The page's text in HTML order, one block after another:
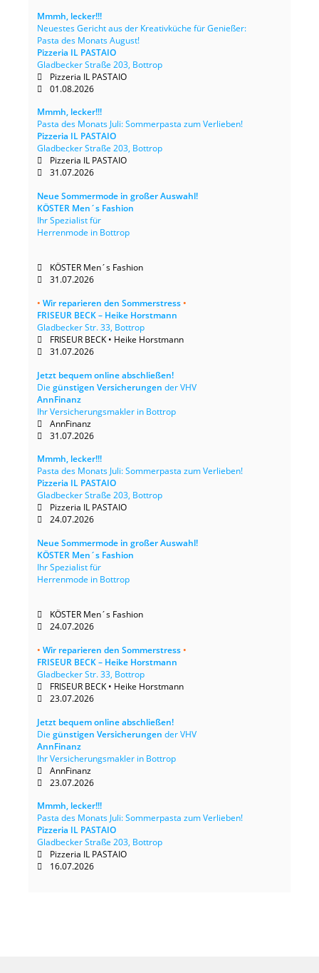
Mmmh, lecker!!!
Neuestes Gericht aus der Kreativküche für Genießer:
Pasta des Monats August!
Pizzeria IL PASTAIO
Gladbecker Straße 203, Bottrop
Pizzeria IL PASTAIO
01.08.2026
Mmmh, lecker!!!
Pasta des Monats Juli: Sommerpasta zum Verlieben!
Pizzeria IL PASTAIO
Gladbecker Straße 203, Bottrop
Pizzeria IL PASTAIO
31.07.2026
Neue Sommermode in großer Auswahl!
KÖSTER Men´s Fashion
Ihr Spezialist für
Herrenmode in Bottrop
KÖSTER Men´s Fashion
31.07.2026
• Wir reparieren den Sommerstress•
FRISEUR BECK – Heike Horstmann
Gladbecker Str. 33, Bottrop
FRISEUR BECK • Heike Horstmann
31.07.2026
Jetzt bequem online abschließen!
Die günstigen Versicherungen der VHV
AnnFinanz
Ihr Versicherungsmakler in Bottrop
AnnFinanz
31.07.2026
Mmmh, lecker!!!
Pasta des Monats Juli: Sommerpasta zum Verlieben!
Pizzeria IL PASTAIO
Gladbecker Straße 203, Bottrop
Pizzeria IL PASTAIO
24.07.2026
Neue Sommermode in großer Auswahl!
KÖSTER Men´s Fashion
Ihr Spezialist für
Herrenmode in Bottrop
KÖSTER Men´s Fashion
24.07.2026
• Wir reparieren den Sommerstress•
FRISEUR BECK – Heike Horstmann
Gladbecker Str. 33, Bottrop
FRISEUR BECK • Heike Horstmann
23.07.2026
Jetzt bequem online abschließen!
Die günstigen Versicherungen der VHV
AnnFinanz
Ihr Versicherungsmakler in Bottrop
AnnFinanz
23.07.2026
Mmmh, lecker!!!
Pasta des Monats Juli: Sommerpasta zum Verlieben!
Pizzeria IL PASTAIO
Gladbecker Straße 203, Bottrop
Pizzeria IL PASTAIO
16.07.2026